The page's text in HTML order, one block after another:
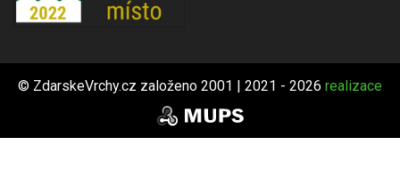
© ZdarskeVrchy.cz založeno 2001 | 2021 - 2026 realizace